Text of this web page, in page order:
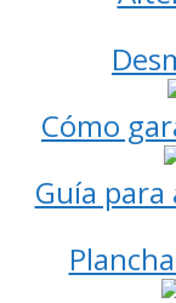
Cómo
Guía